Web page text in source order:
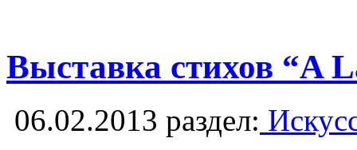
Выставка стихов “A
06.02.2013 раздел: